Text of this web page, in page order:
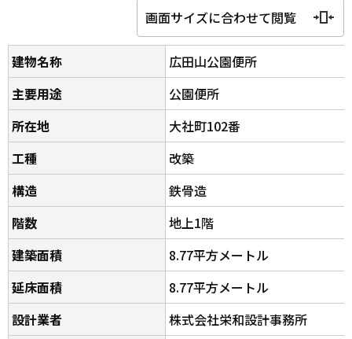
画面サイズに合わせて閲覧
建物名称
広田山公園便所
主要用途
公園便所
所在地
大社町102番
工種
改築
構造
鉄骨造
階数
地上1階
建築面積
8.77平方メートル
延床面積
8.77平方メートル
設計業者
株式会社栄和設計事務所